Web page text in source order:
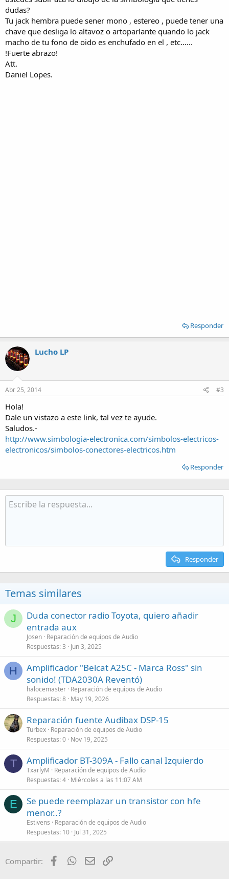
dudas?
Tu jack hembra puede sener mono , estereo , puede tener una
chave que desliga lo altavoz o artoparlante quando lo jack
macho de tu fono de oido es enchufado en el , etc......
!Fuerte abrazo!
Att.
Daniel Lopes.
Responder
Lucho LP
Abr 25, 2014 #3
Hola!
Dale un vistazo a este link, tal vez te ayude.
Saludos.-
http://www.simbologia-electronica.com/simbolos-electricos-
electronicos/simbolos-conectores-electricos.htm
Responder
Responder
Temas similares
J
Duda conector radio Toyota, quiero añadir
entrada aux
Josen Reparación de equipos de Audio
Respuestas 3 Jun 3, 2025
H
Amplificador "Belcat A25C - Marca Ross" sin
sonido! (TDA2030A Reventó)
halocemaster Reparación de equipos de Audio
Respuestas 8 May 19, 2026
Reparación fuente Audibax DSP-15
Turbex Reparación de equipos de Audio
Respuestas 0 Nov 19, 2025
T Amplificador BT-309A - Fallo canal Izquierdo
TxarlyM
Reparación de equipos de Audio
Respuestas 4 Miércoles a las 11:07 AM
E
Se puede reemplazar un transistor con hfe
menor..?
Estivens
Reparación de equipos de Audio
Respuestas 10 Jul 31, 2025
Compartir: FacebookWhatsApp
Email